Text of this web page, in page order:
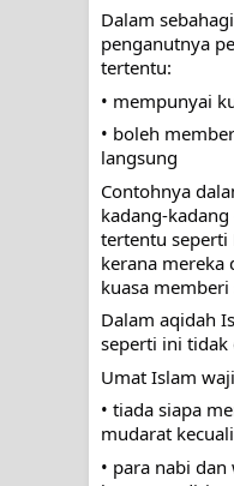
Dalam
penganutnya
tertentu:
• mempunyai
• boleh
langsung
Contohnya
kadang-
tertentu seperti
kerana mereka
kuasa memberi
Dalam aqidah
seperti ini tidak
Umat Islam
• tiada siapa
mudarat
• para nabi